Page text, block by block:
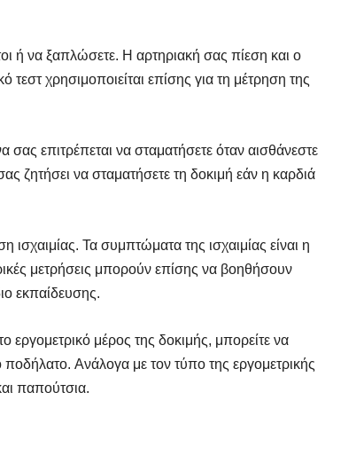
ή να ξαπλώσετε. Η αρτηριακή σας πίεση και ο
χρησιμοποιείται επίσης για τη μέτρηση της
σας επιτρέπεται να σταματήσετε όταν αισθάνεστε
ζητήσει να σταματήσετε τη δοκιμή εάν η καρδιά
ισχαιμίας. Τα συμπτώματα της ισχαιμίας είναι η
μετρήσεις μπορούν επίσης να βοηθήσουν
εκπαίδευσης.
εργομετρικό μέρος της δοκιμής, μπορείτε να
Ανάλογα με τον τύπο της εργομετρικής
παπούτσια.